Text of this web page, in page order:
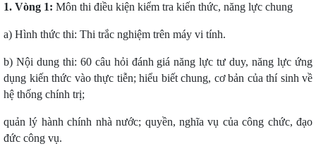
1. Vòng 1: Môn thi điều kiện kiểm tra kiến thức, năng lực chung
a) Hình thức thi: Thi trắc nghiệm trên máy vi tính.
b) Nội dung thi: 60 câu hỏi đánh giá năng lực tư duy, năng lực ứng
dụng kiến thức vào thực tiễn; hiểu biết chung, cơ bản của thí sinh về
hệ thống chính trị;
quản lý hành chính nhà nước; quyền, nghĩa vụ của công chức, đạo
đức công vụ.